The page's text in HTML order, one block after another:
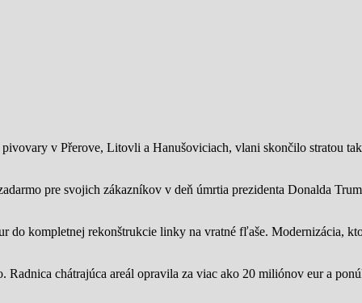
v Přerove, Litovli a Hanušoviciach, vlani skončilo stratou
pre svojich zákazníkov v deň úmrtia prezidenta Donalda
do kompletnej rekonštrukcie linky na vratné fľaše. Modernizácia,
Radnica chátrajúca areál opravila za viac ako 20 miliónov eur a